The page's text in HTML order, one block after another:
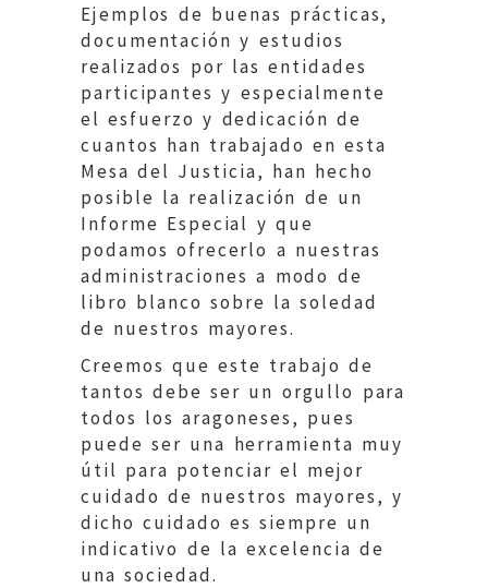
Ejemplos de buenas prácticas,
documentación y estudios
realizados por las entidades
participantes y especialmente
el esfuerzo y dedicación de
cuantos han trabajado en esta
Mesa del Justicia, han hecho
posible la realización de un
Informe Especial y que
podamos ofrecerlo a nuestras
administraciones a modo de
libro blanco sobre la soledad
de nuestros mayores.
Creemos que este trabajo de
tantos debe ser un orgullo para
todos los aragoneses, pues
puede ser una herramienta muy
útil para potenciar el mejor
cuidado de nuestros mayores, y
dicho cuidado es siempre un
indicativo de la excelencia de
una sociedad.